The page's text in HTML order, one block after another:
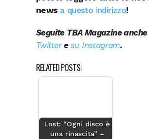
news a questo indirizzo!
Seguite TBA Magazine anche
Twitteresu Instagram.
RELATED POSTS:
Lost: “Ogni disco è
una rinascita” –